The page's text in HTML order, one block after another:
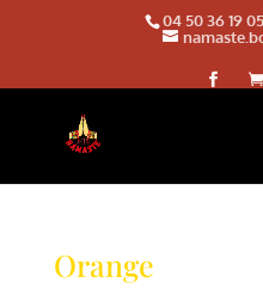
04 50 36 19 05
Orange